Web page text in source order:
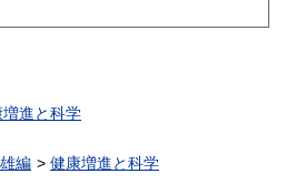
増進と科学
編 健康増進と科学